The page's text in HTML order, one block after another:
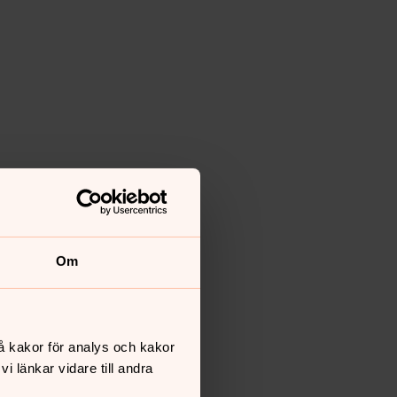
Om
kakor för analys och kakor
länkar vidare till andra